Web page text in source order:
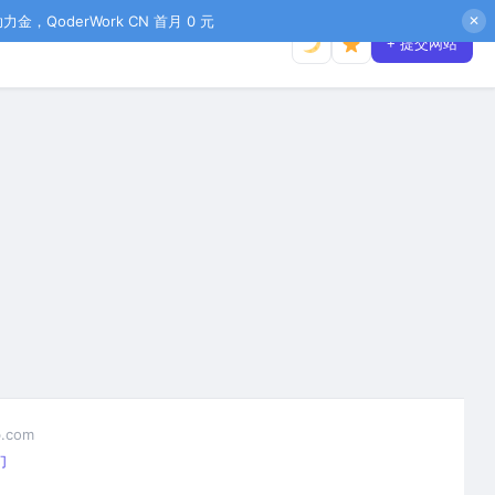
金，QoderWork CN 首月 0 元 ✕
+ 提交网站